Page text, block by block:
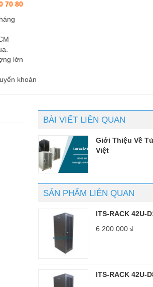
70 80
lớn
khoản
BÀI VIẾT LIÊN QUAN
Giới Thiệu Về
Việt
SẢN PHẨM LIÊN QUAN
ITS-RACK 42U-
6.200.000 ₫
ITS-RACK 42U-